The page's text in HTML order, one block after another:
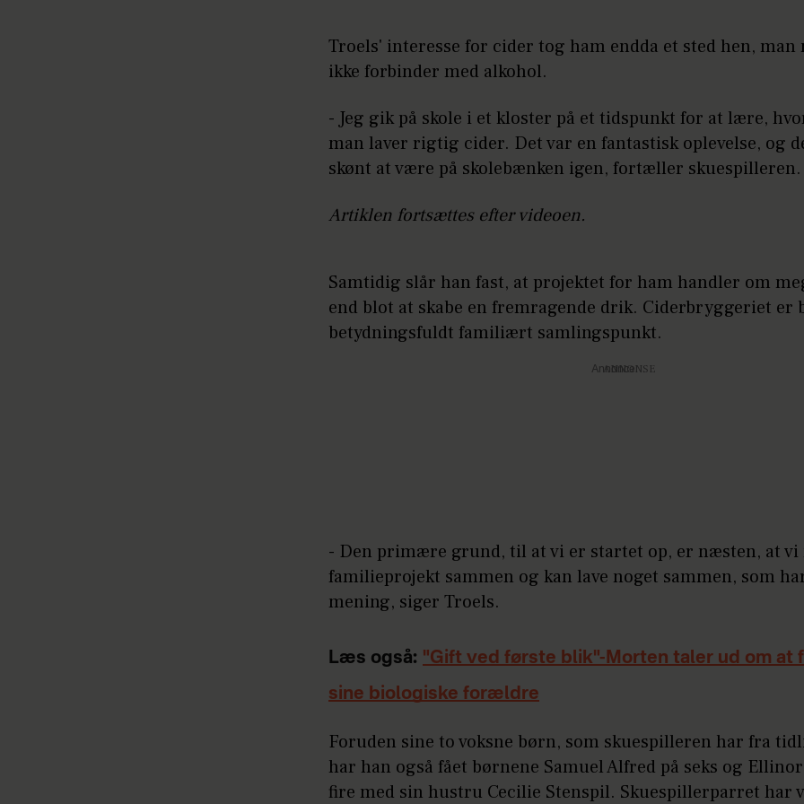
Troels' interesse for cider tog ham endda et sted hen,
ikke forbinder med alkohol.
- Jeg gik på skole i et kloster på et tidspunkt for at lære,
man laver rigtig cider. Det var en fantastisk oplevelse, og
skønt at være på skolebænken igen, fortæller skuespilleren.
Artiklen fortsættes efter videoen.
Samtidig slår han fast, at projektet for ham handler om
end blot at skabe en fremragende drik. Ciderbryggeriet er
betydningsfuldt familiært samlingspunkt.
Annonce
- Den primære grund, til at vi er startet op, er næsten, at vi
familieprojekt sammen og kan lave noget sammen, som
mening, siger Troels.
Læs også: "Gift ved første blik"-Morten taler ud om at
sine biologiske forældre
Foruden sine to voksne børn, som skuespilleren har fra
har han også fået børnene Samuel Alfred på seks og Ellinor
fire med sin hustru Cecilie Stenspil. Skuespillerparret har